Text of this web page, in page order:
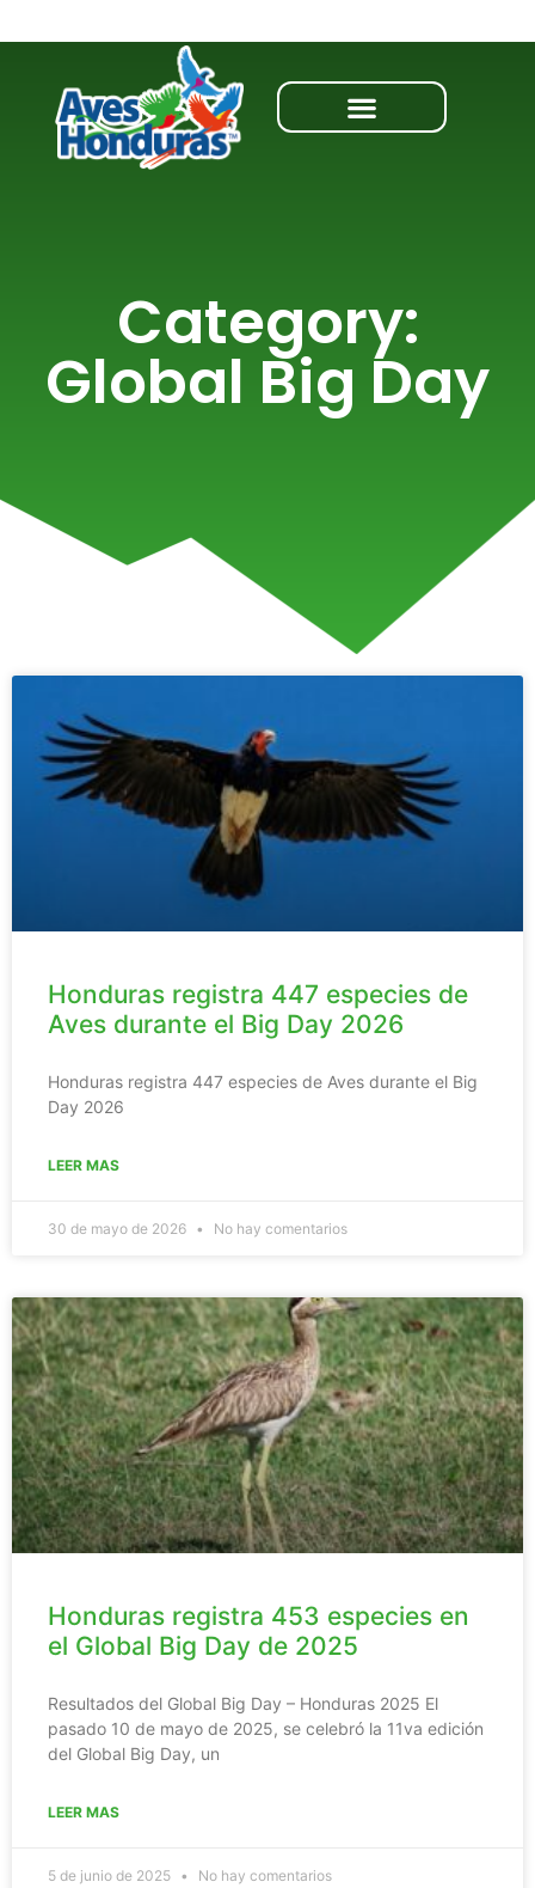
Category:
Global Big Day
Honduras registra 447 especies de
Aves durante el Big Day 2026
Honduras registra 447 especies de Aves durante el Big
Day 2026
LEER MAS
30 de mayo de 2026 No hay comentarios
Honduras registra 453 especies en
el Global Big Day de 2025
Resultados del Global Big Day – Honduras 2025 El
pasado 10 de mayo de 2025, se celebró la 11va edición
del Global Big Day, un
LEER MAS
5 de junio de 2025 No hay comentarios